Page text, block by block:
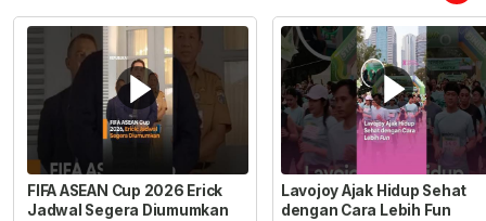
FIFA ASEAN Cup 2026 Erick
Jadwal Segera Diumumkan
Lavojoy Ajak Hidup Sehat
dengan Cara Lebih Fun